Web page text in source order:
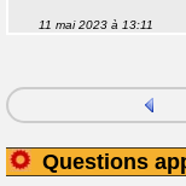
11 mai 2023 à 13:11
Questions